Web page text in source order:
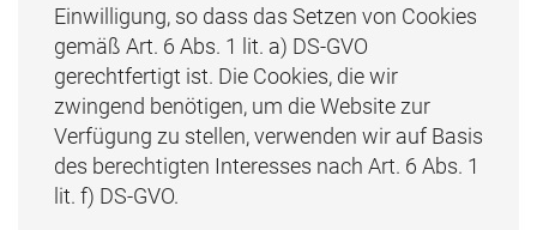
Einwilligung, so dass das Setzen von Cookies
gemäß Art. 6 Abs. 1 lit. a) DS-GVO
gerechtfertigt ist. Die Cookies, die wir
zwingend benötigen, um die Website zur
Verfügung zu stellen, verwenden wir auf Basis
des berechtigten Interesses nach Art. 6 Abs. 1
lit. f) DS-GVO.